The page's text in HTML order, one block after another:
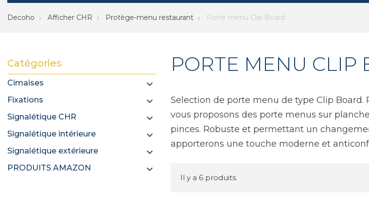
Decoho Afficher CHR Protège-menu restaurant Porte menu Clip Board
Catégories
Cimaises 
Fixations 
Signalétique CHR 
Signalétique intérieure 
Signalétique extérieure 
PRODUITS AMAZON 
PORTE MENU CLIP
Selection de porte menu de type Clip
vous proposons des porte menus sur
pinces. Robuste et permettant un
apporterons une touche moderne et
Il y a 6 produits.